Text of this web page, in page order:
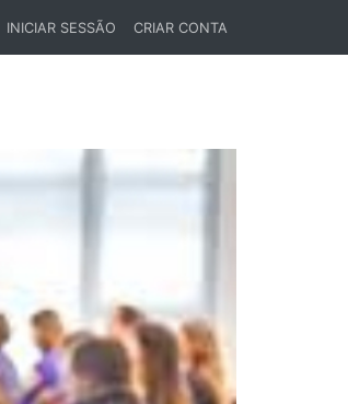
INICIAR SESSÃO CRIAR CONTA